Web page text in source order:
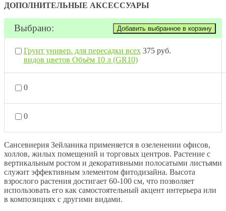
ДОПОЛНИТЕЛЬНЫЕ АКСЕССУАРЫ
Выбрано:
Грунт универ. для пересадки всех
видов цветов Объём 10 л (GR10)
375 руб.
0
0
Сансевиерия Зейланика применяется в озеленении офисов,
холлов, жилых помещений и торговых центров. Растение с
вертикальным ростом и декоративными полосатыми листьями
служит эффективным элементом фитодизайна. Высота
взрослого растения достигает 60-100 см, что позволяет
использовать его как самостоятельный акцент интерьера или
в композициях с другими видами.